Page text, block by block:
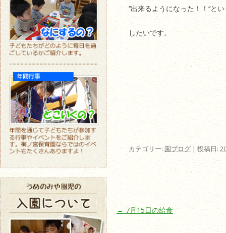
‘‘出来るようになった！！‘‘
したいです。
カテゴリー: 園ブログ| 投稿日:
投稿ナビゲーション
← 7月15日の給食